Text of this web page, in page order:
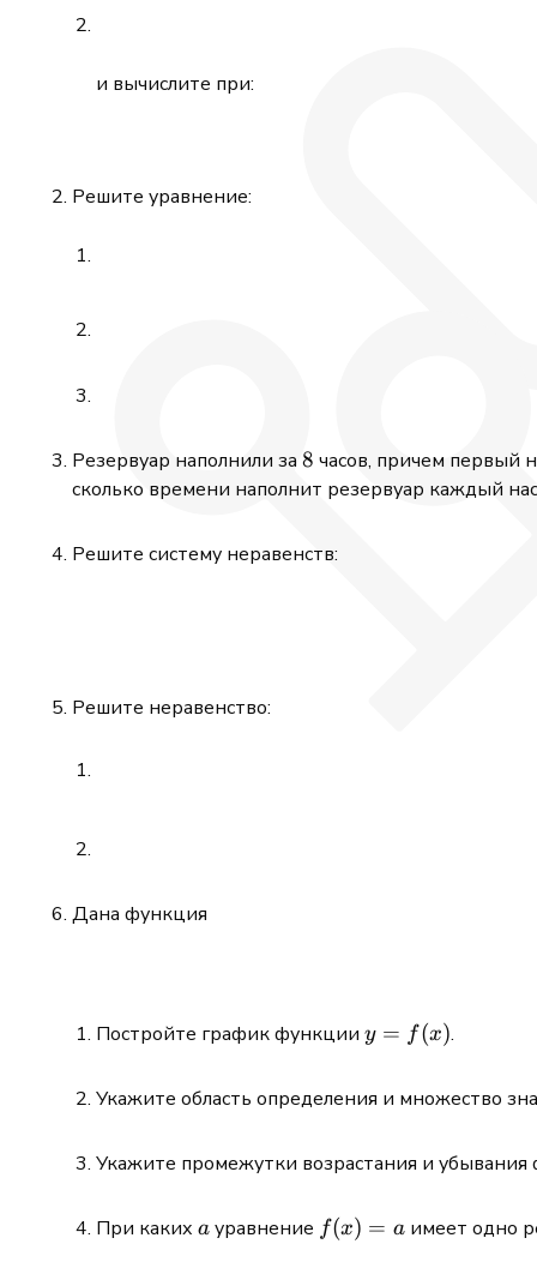
и вычислите при:
Решите уравнение:
Резервуар наполнили за8
8 часов, причем первый
сколько времени наполнит резервуар каждый
Решите систему неравенств:
Решите неравенство:
Дана функция
Постройте график функции y=f(x)
y = f(x).
Укажите область определения и множество
Укажите промежутки возрастания и
При каких a
a уравнение f(x)=a
f(x) = aимеет одно